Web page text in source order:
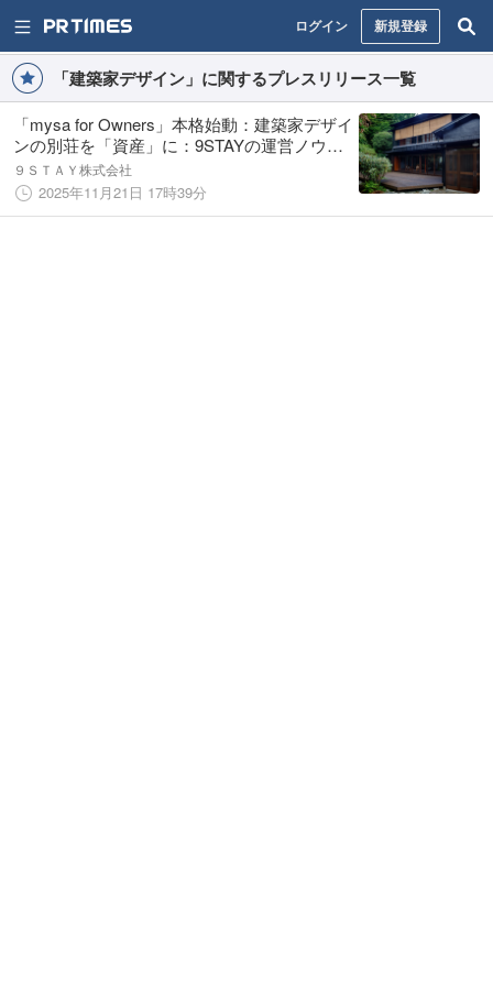
ログイン 新規登録
「建築家デザイン」に関するプレスリリース一覧
「mysa for Owners」本格始動：建築家デザイ
ンの別荘を「資産」に：9STAYの運営ノウハ
ウで平均稼働率80%・ADR 10万円超の実績を
実現
９ＳＴＡＹ株式会社
2025年11月21日 17時39分